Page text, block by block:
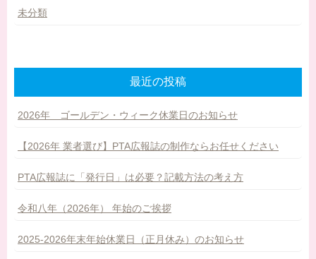
未分類
最近の投稿
2026年 ゴールデン・ウィーク休業日のお知らせ
【2026年 業者選び】PTA広報誌の制作ならお任せください
PTA広報誌に「発行日」は必要？記載方法の考え方
令和八年（2026年） 年始のご挨拶
2025-2026年末年始休業日（正月休み）のお知らせ